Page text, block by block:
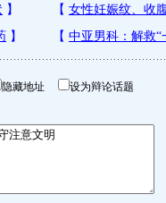
隐藏地址 设为辩论话题